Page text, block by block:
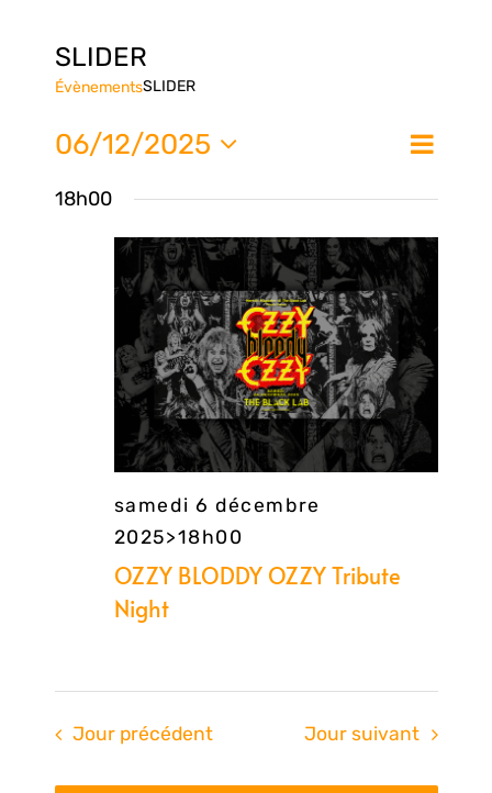
SLIDER
ÉvènementsSLIDER
Jour
06/12/2025
une
date.
18h00
samedi 6 décembre
2025>18h00
OZZY BLODDY OZZY Tribute
Night
Jour précédent Jour suivant